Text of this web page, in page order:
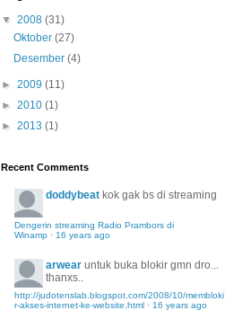
▼ 2008 (31)
Oktober(27)
Desember(4)
► 2009 (11)
► 2010 (1)
► 2013 (1)
Recent Comments
doddybeat kok gak bs di streaming
Dengerin streaming Radio Prambors di
Winamp · 16 years ago
arwear untuk buka blokir gmn dro...
thanxs..
http://judotenslab.blogspot.com/2008/10/membloki
r-akses-internet-ke-website.html · 16 years ago